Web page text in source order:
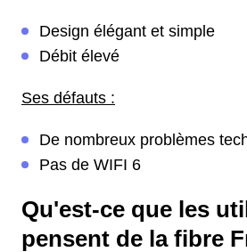
Design élégant et simple
Débit élevé
Ses défauts :
De nombreux problèmes
Pas de WIFI 6
Qu'est-ce que les
pensent de la fibre